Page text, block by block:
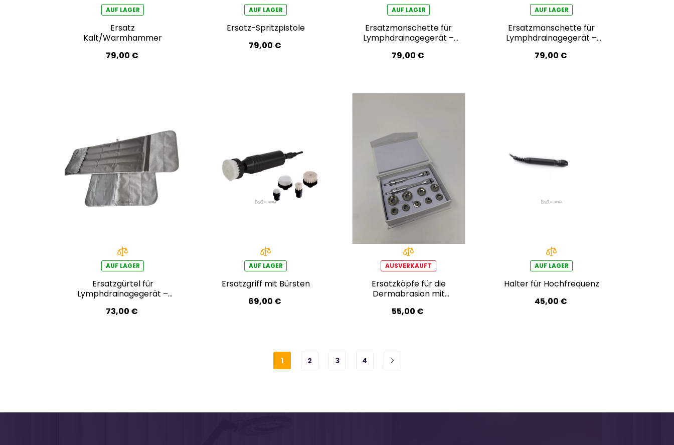
AUF LAGER
Ersatz
Kalt/Warmhammer
79,00 €
AUF LAGER
Ersatz-Spritzpistole
79,00 €
AUF LAGER
Ersatzmanschette für
Lymphdrainagegerät –
79,00 €
AUF LAGER
Ersatzmanschette für
Lymphdrainagegerät –
79,00 €
AUF LAGER
Ersatzgürtel für
Lymphdrainagegerät –
73,00 €
AUF LAGER
Ersatzgriff mit Bürsten
69,00 €
AUSVERKAUFT
Ersatzköpfe für die
Dermabrasion mit
55,00 €
AUF LAGER
Halter für Hochfrequenz
45,00 €
1 2 3 4